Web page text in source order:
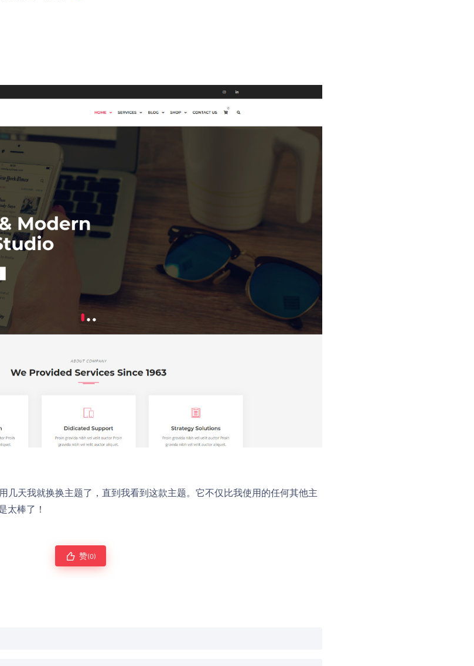
几天我就换换主题了，直到我看到这款主题。它不仅比我使用的任何其他主
太棒了！
赞(0)